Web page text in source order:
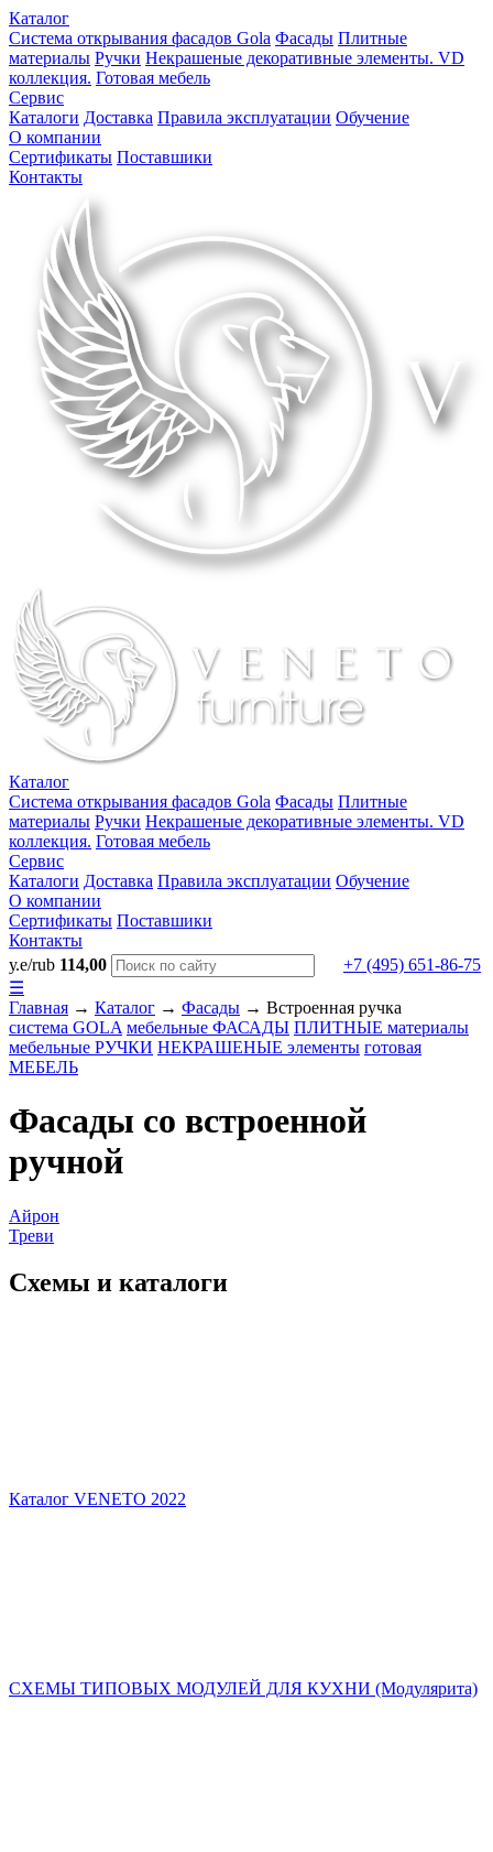
Каталог
Система открывания фасадов Gola Фасады Плитные
материалы Ручки Некрашеные декоративные элементы. VD
коллекция. Готовая мебель
Сервис
Каталоги Доставка Правила эксплуатации Обучение
О компании
Сертификаты Поставшики
Контакты
Каталог
Система открывания фасадов Gola Фасады Плитные
материалы Ручки Некрашеные декоративные элементы. VD
коллекция. Готовая мебель
Сервис
Каталоги Доставка Правила эксплуатации Обучение
О компании
Сертификаты Поставшики
Контакты
у.е/rub 114,00
+7 (495) 651-86-75
☰
Главная → Каталог → Фасады → Встроенная ручка
система GOLA мебельные ФАСАДЫ ПЛИТНЫЕ материалы
мебельные РУЧКИ НЕКРАШЕНЫЕ элементы готовая
МЕБЕЛЬ
Фасады со встроенной
ручной
Айрон
Треви
Схемы и каталоги
Каталог VENETO 2022
СХЕМЫ ТИПОВЫХ МОДУЛЕЙ ДЛЯ КУХНИ (Модулярита)